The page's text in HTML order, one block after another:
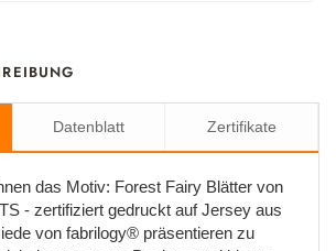
Datenblatt Zertifikate
das Motiv: Forest Fairy Blätter von
- zertifiziert gedruckt auf Jersey aus
von fabrilogy® präsentieren zu